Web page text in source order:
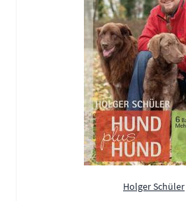
Holger Schüler